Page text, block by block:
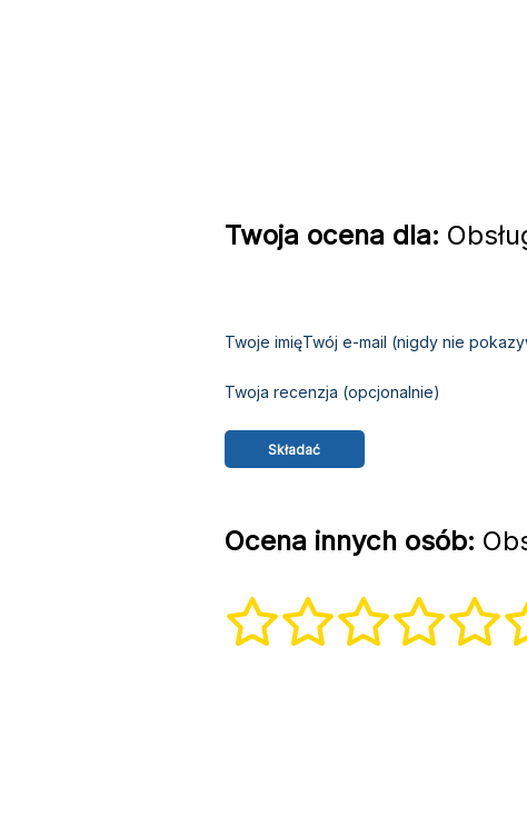
Twoja ocena dla:
Twoje imięTwój e-mail (nigdy nie
Twoja recenzja (opcjonalnie)
Ocena innych osób: